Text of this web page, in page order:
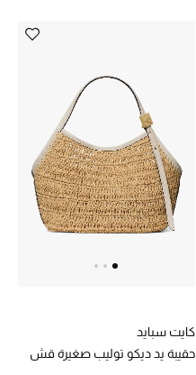
كايت سبايد
حقيبة يد ديكو توليب صغيرة قش